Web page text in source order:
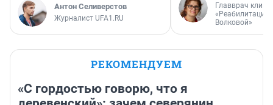
Антон Селиверстов
Журналист UFA1.RU
Главврач
«Реабилитация
Волковой»
РЕКОМЕНДУЕМ
«С гордостью говорю, что я